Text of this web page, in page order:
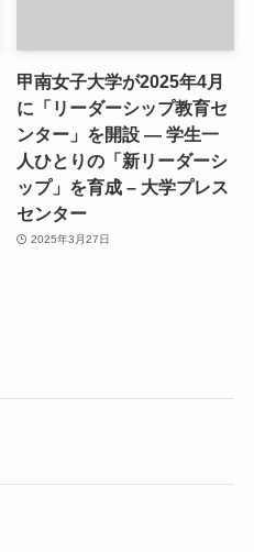
甲南女子大学が2025年4月
に「リーダーシップ教育セ
ンター」を開設 ― 学生一
人ひとりの「新リーダーシ
ップ」を育成 – 大学プレス
センター
2025年3月27日